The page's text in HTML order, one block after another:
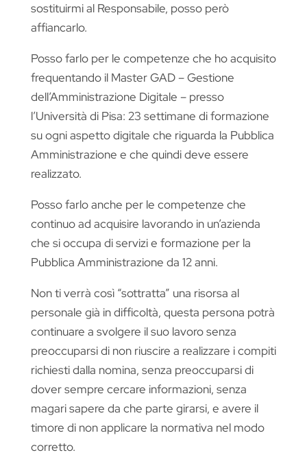
sostituirmi al Responsabile, posso però
affiancarlo.
Posso farlo per le competenze che ho acquisito
frequentando il Master GAD – Gestione
dell’Amministrazione Digitale – presso
l’Università di Pisa: 23 settimane di formazione
su ogni aspetto digitale che riguarda la Pubblica
Amministrazione e che quindi deve essere
realizzato.
Posso farlo anche per le competenze che
continuo ad acquisire lavorando in un’azienda
che si occupa di servizi e formazione per la
Pubblica Amministrazione da 12 anni.
Non ti verrà così “sottratta” una risorsa al
personale già in difficoltà, questa persona potrà
continuare a svolgere il suo lavoro senza
preoccuparsi di non riuscire a realizzare i compiti
richiesti dalla nomina, senza preoccuparsi di
dover sempre cercare informazioni, senza
magari sapere da che parte girarsi, e avere il
timore di non applicare la normativa nel modo
corretto.